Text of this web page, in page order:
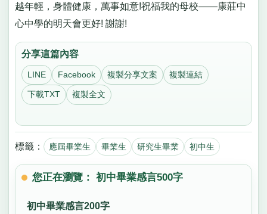
越年輕，身體健康，萬事如意!祝福我的母校——康莊中
心中學的明天會更好! 謝謝!
分享這篇內容
LINE Facebook 複製分享文案 複製連結
下載TXT 複製全文
標籤： 應屆畢業生 畢業生 研究生畢業 初中生
您正在瀏覽： 初中畢業感言500字
初中畢業感言200字